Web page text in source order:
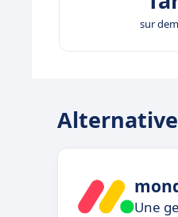
sur
Une